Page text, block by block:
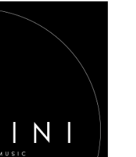
DETAILS